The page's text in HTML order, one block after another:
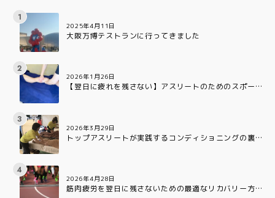
2025年4月11日
大阪万博テストランに行ってきました
2026年1月26日
【翌日に疲れを残さない】アスリートのためのスポー
2026年3月29日
トップアスリートが実践するコンディショニングの裏
2026年4月28日
筋肉疲労を翌日に残さないための最適なリカバリー方